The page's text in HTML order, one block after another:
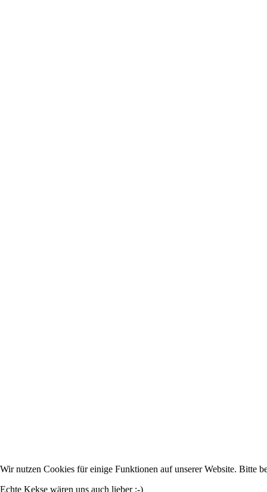
Wir nutzen Cookies für einige Funktionen auf unserer Website. Bitte
Echte Kekse wären uns auch lieber ;-)